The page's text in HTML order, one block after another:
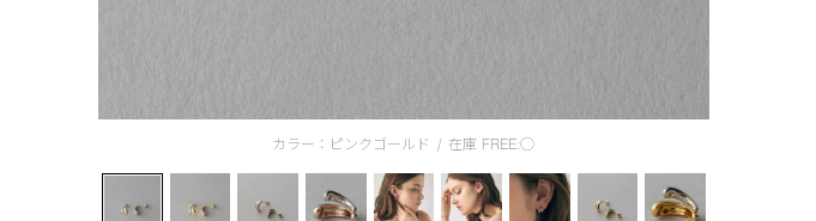
カラー：ピンクゴールド / 在庫 FREE:◯